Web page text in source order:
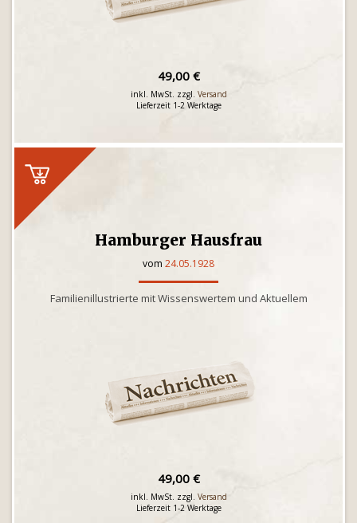
49,00 €
inkl. MwSt. zzgl. Versand
Lieferzeit 1-2 Werktage
Hamburger Hausfrau
vom 24.05.1928
Familienillustrierte mit Wissenswertem und Aktuellem
49,00 €
inkl. MwSt. zzgl. Versand
Lieferzeit 1-2 Werktage